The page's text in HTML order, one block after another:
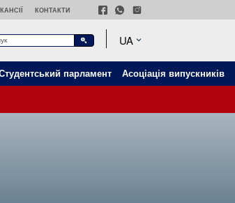
КОНТАКТИ
UA
парламент Асоціація випускників